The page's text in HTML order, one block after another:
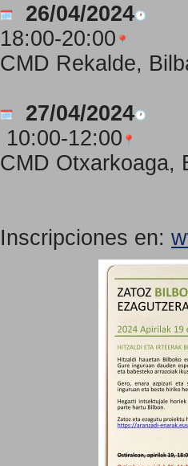
26/04/2024
18:00-20:00
CMD Rekalde,
27/04/2024
10:00-12:00
CMD Otxarkoaga,
Inscripciones en: